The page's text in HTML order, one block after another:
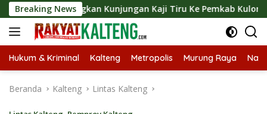
Langsung
ke
konten
Breaking NewsKunjungan Kaji Tiru Ke Pemkab Kulon Progo
Hukum & Kriminal Kalteng Metropolis Murung Raya
Beranda Kalteng Lintas Kalteng